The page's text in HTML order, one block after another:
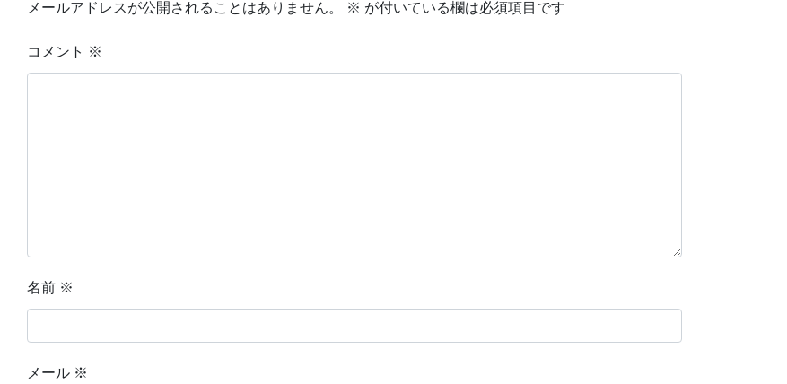
メールアドレスが公開されることはありません。 ※ が付いている欄は必須項目です
コメント ※
名前 ※
メール ※